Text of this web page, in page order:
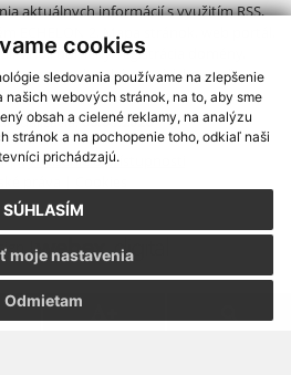
cookies
sledovania používame na zlepšenie
webových stránok, na to, aby sme
obsah a cielené reklamy, na analýzu
stránok a na pochopenie toho, odkiaľ naši
prichádzajú.
SÚHLASÍM
Odmietam
moje nastavenia
aktuálnych informácií s využitím RSS,
ECHELON 2, Mapa stránok
s.r.o.,domény,registrácia domény
s.r.o.,technický prevádzkovateľ
06.08.2026
|Vyhlásenie o prístupnosti